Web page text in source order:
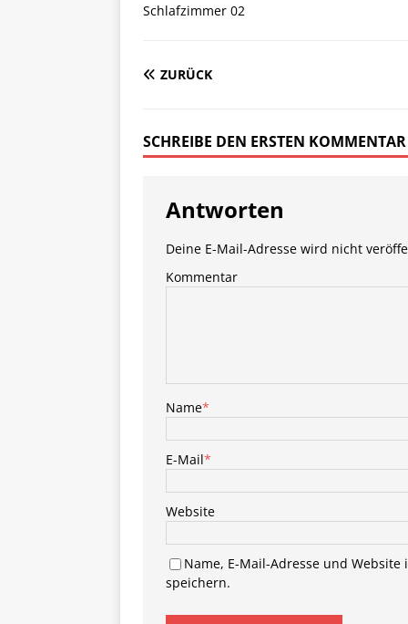
Schlafzimmer 02
ZURÜCK
SCHREIBE DEN ERSTEN KOMMENTAR
Antworten
Deine E-Mail-Adresse wird nicht
Kommentar
Name*
E-Mail*
Website
Name, E-Mail-Adresse und
speichern.